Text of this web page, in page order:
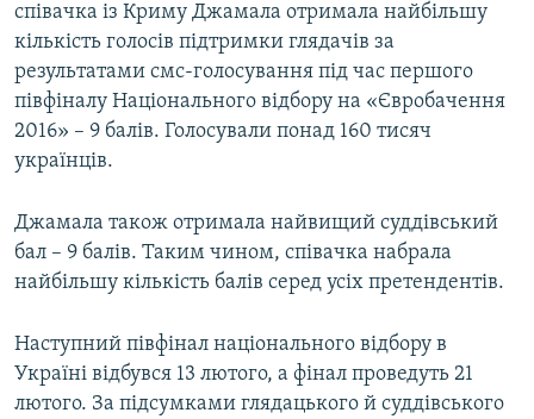
співачка із Криму Джамала отримала найбільшу
кількість голосів підтримки глядачів за
результатами смс-голосування під час першого
півфіналу Національного відбору на «Євробачення
2016» – 9 балів. Голосували понад 160 тисяч
українців.
Джамала також отримала найвищий суддівський
бал – 9 балів. Таким чином, співачка набрала
найбільшу кількість балів серед усіх претендентів.
Наступний півфінал національного відбору в
Україні відбувся 13 лютого, а фінал проведуть 21
лютого. За підсумками глядацького й суддівського